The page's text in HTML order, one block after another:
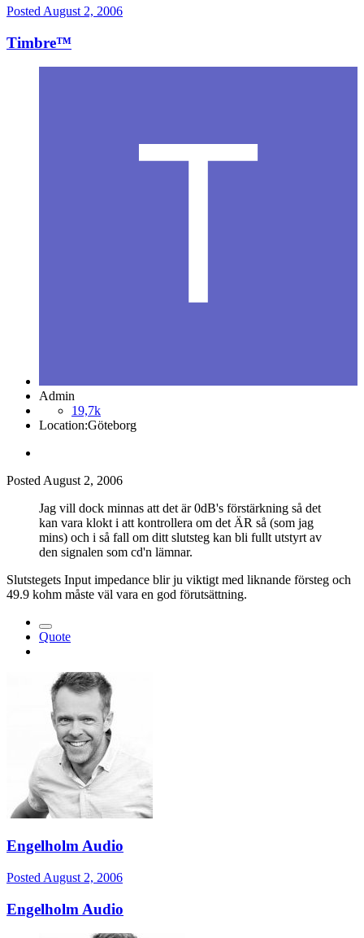
Posted August 2, 2006
Timbre™
Admin
19,7k
Location:Göteborg
PostedAugust 2, 2006
Jag vill dock minnas att det är 0dB's förstärkning så det
kan vara klokt i att kontrollera om det ÄR så (som jag
mins) och i så fall om ditt slutsteg kan bli fullt utstyrt av
den signalen som cd'n lämnar.
Slutstegets Input impedance blir ju viktigt med liknande försteg och
49.9 kohm måste väl vara en god förutsättning.
Quote
Engelholm Audio
Posted August 2, 2006
Engelholm Audio